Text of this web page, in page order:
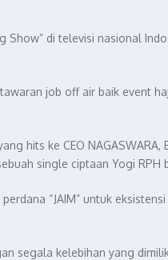
Show” di televisi nasional
job off air baik event
hits ke CEO
single ciptaan Yogi RPH
“JAIM” untuk
segala kelebihan yang